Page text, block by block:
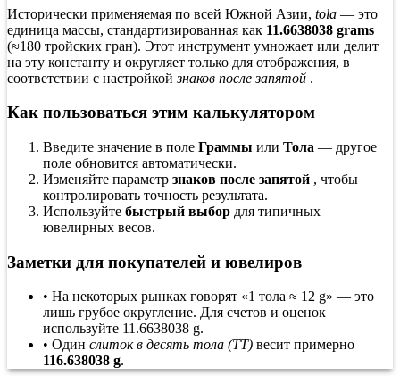
Исторически применяемая по всей Южной Азии, tola — это
единица массы, стандартизированная как 11.6638038 grams
(≈180 тройских гран). Этот инструмент умножает или делит
на эту константу и округляет только для отображения, в
соответствии с настройкойзнаков после запятой .
Как пользоваться этим калькулятором
Введите значение в поле Граммы или Тола — другое
поле обновится автоматически.
Изменяйте параметр знаков после запятой , чтобы
контролировать точность результата.
Используйте быстрый выбор для типичных
ювелирных весов.
Заметки для покупателей и ювелиров
• На некоторых рынках говорят «1 тола ≈ 12 g» — это
лишь грубое округление. Для счетов и оценок
используйте 11.6638038 g.
• Один слиток в десять тола (TT) весит примерно
116.638038 g.